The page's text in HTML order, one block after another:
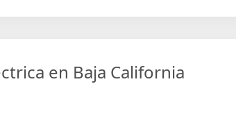
en Baja California